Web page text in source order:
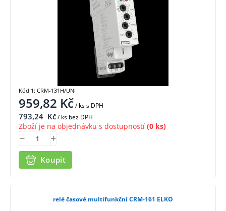
959,82 Kč/ kss DPH
793,24 Kč/ ks bez DPH
Zboží je na objednávku s dostupností (0 ks)
Koupit
Kód 1: CRM-131H/UNI
relé časové multifunkční CRM-161 ELKO